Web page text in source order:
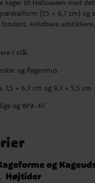
kager til Halloween med
(7,5 × 6,7 cm) og
Holdbare
i stål
og flagermus
7,5 × 6,7 cm og 9,3 × 5,5 cm
og BPA-fri
og
Højtider